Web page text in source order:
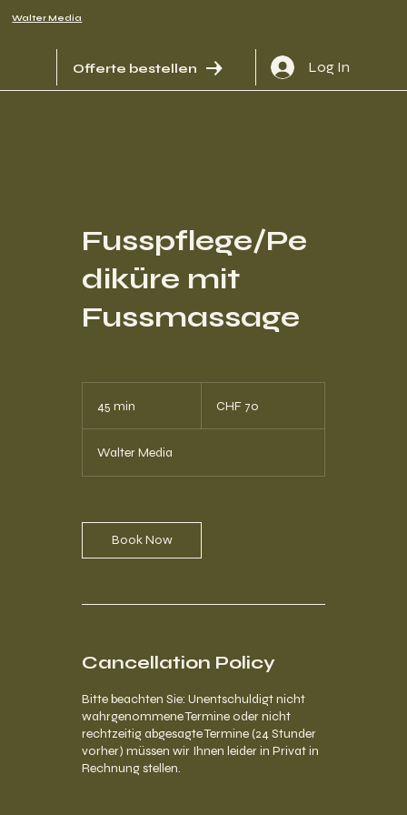
Walter Media
Offerte bestellen Log In
Fusspflege/Pe
diküre mit
Fussmassage
45 min
n
Franken
CHF 70
Walter Media
Book Now
Cancellation Policy
Bitte beachten Sie: Unentschuldigt nicht
wahrgenommene Termine oder nicht
rechtzeitig abgesagte Termine (24 Stunder
vorher) müssen wir Ihnen leider in Privat in
Rechnung stellen.